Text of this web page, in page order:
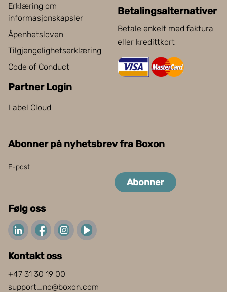
Erklæring om
informasjonskapsler
Åpenhetsloven
Tilgjengelighetserklæring
Code of Conduct
Partner Login
Label Cloud
Betalingsalternativer
Betale enkelt med faktura
eller kredittkort
Abonner på nyhetsbrev fra Boxon
E-post
Abonner
Følg oss
Kontakt oss
+47 31 30 19 00
support_no@boxon.com